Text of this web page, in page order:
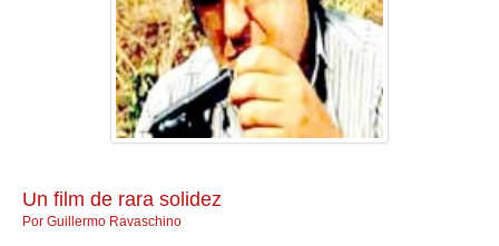
GALERIA
Un film de rara solidez
Por Guillermo Ravaschino